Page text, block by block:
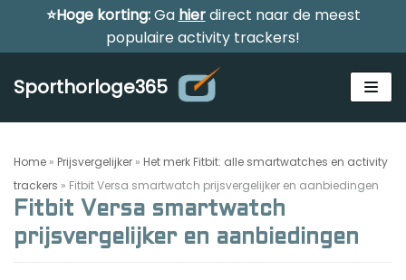
Meteen
inhoud
⭐Hoge korting:Ga hierdirect naar de meest
populaire activity trackers!
Sporthorloge365
Alle sporthorloges
Home » Prijsvergelijker » Het merk Fitbit: alle smartwatches en activity
trackers » Fitbit Versa smartwatch prijsvergelijker en aanbiedingen
Fitbit Versa smartwatch
prijsvergelijker en aanbiedingen